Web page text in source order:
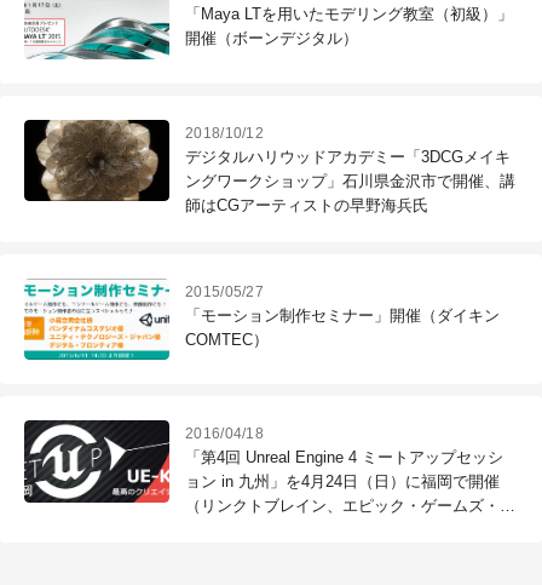
「Maya LTを用いたモデリング教室（初級）」
開催（ボーンデジタル）
2018/10/12
デジタルハリウッドアカデミー「3DCGメイキ
ングワークショップ」石川県金沢市で開催、講
師はCGアーティストの早野海兵氏
2015/05/27
「モーション制作セミナー」開催（ダイキン
COMTEC）
2016/04/18
「第4回 Unreal Engine 4 ミートアップセッシ
ョン in 九州」を4月24日（日）に福岡で開催
（リンクトブレイン、エピック・ゲームズ・ジ